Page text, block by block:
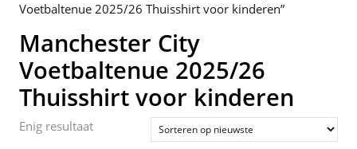
Voetbaltenue 2025/26 Thuisshirt voor kinderen”
Manchester City
Voetbaltenue 2025/26
Thuisshirt voor kinderen
Enig resultaat